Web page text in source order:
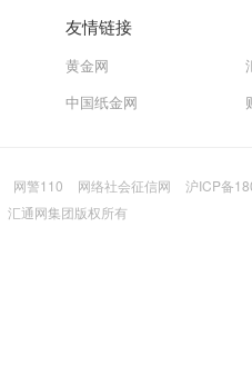
友情链接
黄金网
中国纸金网
网警110 网络社会征信网
沪ICP备
汇通网集团版权所有